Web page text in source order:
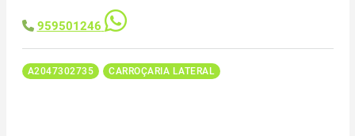
959501246
A2047302735 CARROÇARIA LATERAL